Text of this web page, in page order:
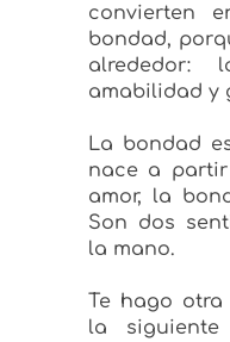
convierten
bondad,
alrededor:
amabilidad y
La bondad
nace a
amor, la
Son dos
la mano.
Te hago
la